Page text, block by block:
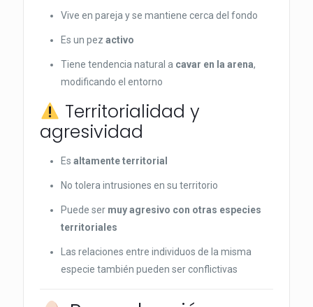
Vive en pareja y se mantiene cerca del fondo
Es un pezactivo
Tiene tendencia natural a cavar en la arena,
modificando el entorno
Territorialidad y
agresividad
Esaltamente territorial
No tolera intrusiones en su territorio
Puede ser muy agresivo con otras especies
territoriales
Las relaciones entre individuos de la misma
especie también pueden ser conflictivas